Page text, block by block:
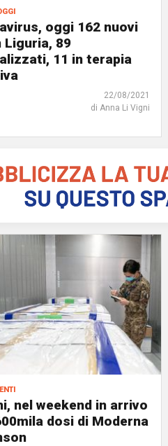
oggi 162 nuovi
Liguria, 89
11 in terapia
22/08/2021
di Anna Li Vigni
nel weekend in arrivo
dosi di Moderna